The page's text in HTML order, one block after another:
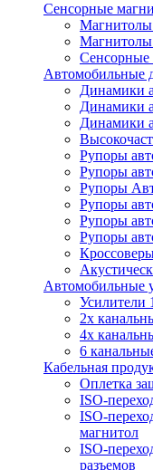
Сенсорные
Сенсорные
Автомобильные
Динамики
Динамики
Динамики
Рупоры
Рупоры
Рупоры
Рупоры
Рупоры
Рупоры
Автомобильные
Усилители
2х
4х
6
Кабельная
Оплетка
ISO-
ISO-
магнитол
ISO-
разъемов